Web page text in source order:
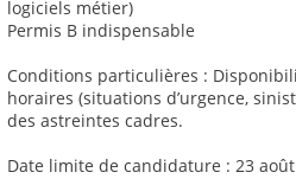
logiciels métier)
Permis B indispensable
Conditions particulières :
horaires (situations d’urgence,
des astreintes cadres.
Date limite de candidature : 23